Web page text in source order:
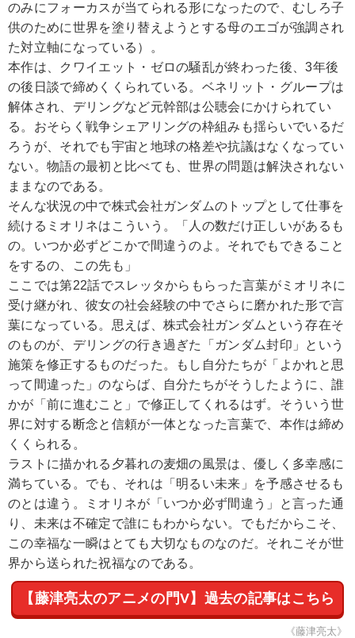
のみにフォーカスが当てられる形になったので、むしろ子
供のために世界を塗り替えようとする母のエゴが強調され
た対立軸になっている）。
本作は、クワイエット・ゼロの騒乱が終わった後、3年後
の後日談で締めくくられている。ベネリット・グループは
解体され、デリングなど元幹部は公聴会にかけられてい
る。おそらく戦争シェアリングの枠組みも揺らいでいるだ
ろうが、それでも宇宙と地球の格差や抗議はなくなってい
ない。物語の最初と比べても、世界の問題は解決されない
ままなのである。
そんな状況の中で株式会社ガンダムのトップとして仕事を
続けるミオリネはこういう。「人の数だけ正しいがあるも
の。いつか必ずどこかで間違うのよ。それでもできること
をするの、この先も」
ここでは第22話でスレッタからもらった言葉がミオリネに
受け継がれ、彼女の社会経験の中でさらに磨かれた形で言
葉になっている。思えば、株式会社ガンダムという存在そ
のものが、デリングの行き過ぎた「ガンダム封印」という
施策を修正するものだった。もし自分たちが「よかれと思
って間違った」のならば、自分たちがそうしたように、誰
かが「前に進むこと」で修正してくれるはず。そういう世
界に対する断念と信頼が一体となった言葉で、本作は締め
くくられる。
ラストに描かれる夕暮れの麦畑の風景は、優しく多幸感に
満ちている。でも、それは「明るい未来」を予感させるも
のとは違う。ミオリネが「いつか必ず間違う」と言った通
り、未来は不確定で誰にもわからない。でもだからこそ、
この幸福な一瞬はとても大切なものなのだ。それこそが世
界から送られた祝福なのである。
【藤津亮太のアニメの門V】過去の記事はこちら
《藤津亮太》